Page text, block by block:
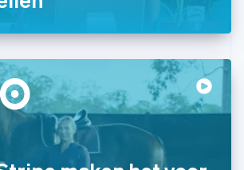
China